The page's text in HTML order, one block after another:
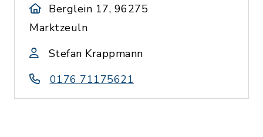
Berglein 17, 96275
Marktzeuln
Stefan Krappmann
0176 71175621